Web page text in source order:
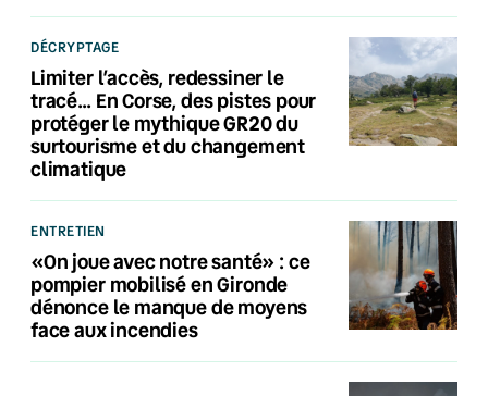
DÉCRYPTAGE
Limiter l’accès, redessiner le
tracé… En Corse, des pistes pour
protéger le mythique GR20 du
surtourisme et du changement
climatique
ENTRETIEN
«On joue avec notre santé» : ce
pompier mobilisé en Gironde
dénonce le manque de moyens
face aux incendies